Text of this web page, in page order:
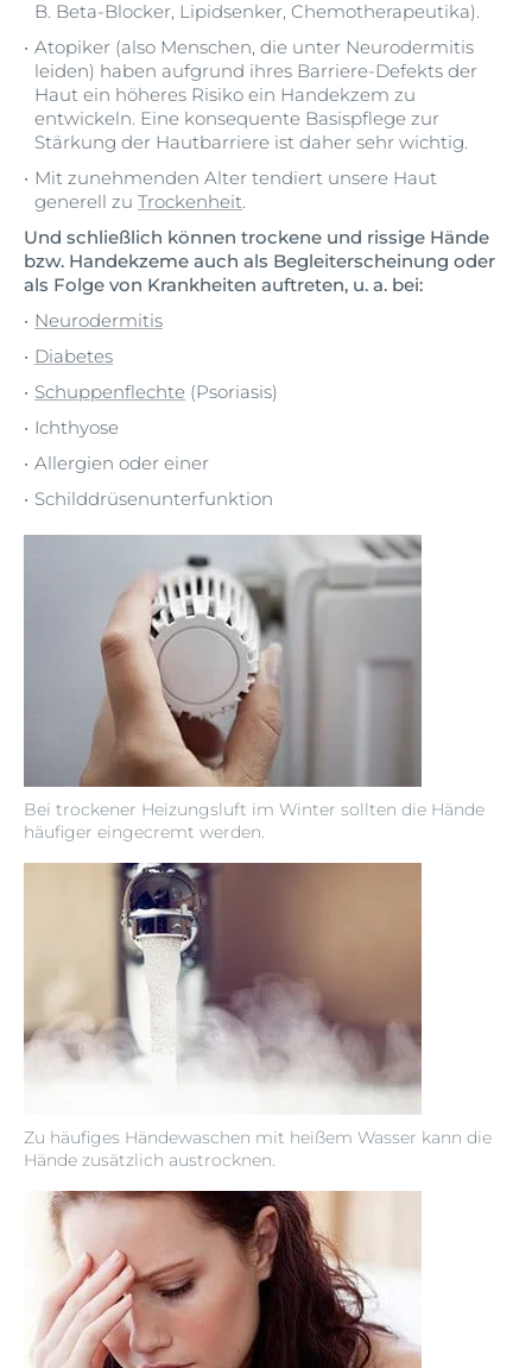
Bei trockener Heizungsluft im Winter sollten die Hände
häufiger eingecremt werden.
Zu häufiges Händewaschen mit heißem Wasser kann die
Hände zusätzlich austrocknen.
B. Beta-Blocker, Lipidsenker, Chemotherapeutika).
Atopiker (also Menschen, die unter Neurodermitis
leiden) haben aufgrund ihres Barriere-Defekts der
Haut ein höheres Risiko ein Handekzem zu
entwickeln. Eine konsequente Basispflege zur
Stärkung der Hautbarriere ist daher sehr wichtig.
Mit zunehmenden Alter tendiert unsere Haut
generell zu Trockenheit.
Und schließlich können trockene und rissige Hände
bzw. Handekzeme auch als Begleiterscheinung oder
als Folge von Krankheiten auftreten, u. a. bei:
Neurodermitis
Diabetes
Schuppenflechte (Psoriasis)
Ichthyose
Allergien oder einer
Schilddrüsenunterfunktion